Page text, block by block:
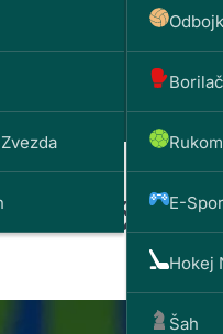
E-
Hokej
Šah